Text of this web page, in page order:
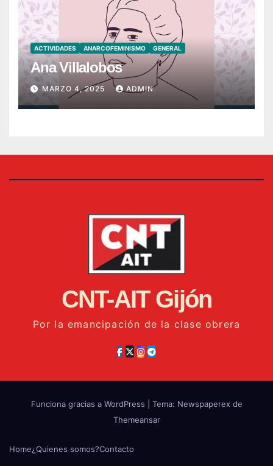
ACTIVIDADES ANARCOFEMINISMO GENERAL
Ana Villalobos
MARZO 4, 2025 ADMIN
CNT-AIT Gijón
Por la emancipación de la clase obrera
Funciona gracias a WordPress
Tema: Newspaperex de
Themeansar
Home¿Quienes somos?Contacto